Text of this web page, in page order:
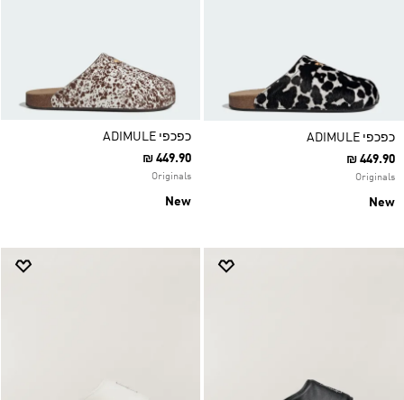
כפכפי ADIMULE
₪ 449.90
Originals
New
כפכפי ADIMULE
₪ 449.90
Originals
New